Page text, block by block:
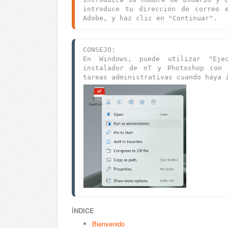
introduce tu dirección de correo
Adobe, y haz clic en "Continuar".
CONSEJO:
En Windows, puede utilizar
instalador de nT y Photoshop
tareas administrativas cuando haya
ÍNDICE
Bienvenido